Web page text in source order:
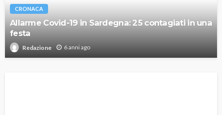
CRONACA
Allarme Covid-19 in Sardegna: 25 contagiati in una
festa
Redazione 6 anni ago